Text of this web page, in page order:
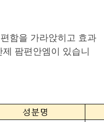
함을 가라앉히고 효과
팜편안엠이 있습니